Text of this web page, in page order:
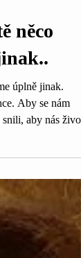
něco
Aby se nám
jaký jsme si
a úleva. A
ve kterém
něco se